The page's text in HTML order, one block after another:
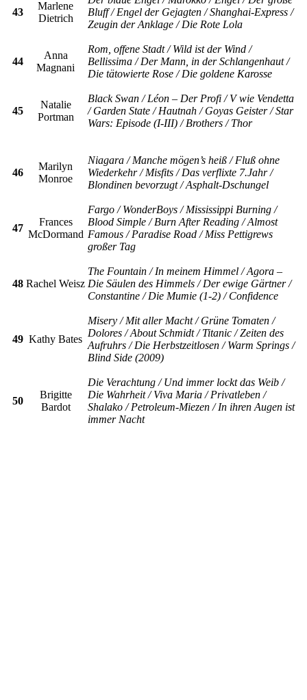
43
Marlene
Dietrich
Bluff / Engel der Gejagten / Shanghai-Express /
Zeugin der Anklage / Die Rote Lola
44
Anna
Magnani
Rom, offene Stadt / Wild ist der Wind /
Bellissima / Der Mann, in der Schlangenhaut /
Die tätowierte Rose / Die goldene Karosse
45
Natalie
Portman
Black Swan / Léon – Der Profi / V wie Vendetta
/ Garden State / Hautnah / Goyas Geister / Star
Wars: Episode (I-III) / Brothers / Thor
46
Marilyn
Monroe
Niagara / Manche mögen’s heiß / Fluß ohne
Wiederkehr / Misfits / Das verflixte 7.Jahr /
Blondinen bevorzugt / Asphalt-Dschungel
47
Frances
McDormand
Fargo / WonderBoys / Mississippi Burning /
Blood Simple / Burn After Reading / Almost
Famous / Paradise Road / Miss Pettigrews
großer Tag
48 Rachel Weisz
The Fountain / In meinem Himmel / Agora –
Die Säulen des Himmels / Der ewige Gärtner /
Constantine / Die Mumie (1-2) / Confidence
49 Kathy Bates
Misery / Mit aller Macht / Grüne Tomaten /
Dolores / About Schmidt / Titanic / Zeiten des
Aufruhrs / Die Herbstzeitlosen / Warm Springs /
Blind Side (2009)
50
Brigitte
Bardot
Die Verachtung / Und immer lockt das Weib /
Die Wahrheit / Viva Maria / Privatleben /
Shalako / Petroleum-Miezen / In ihren Augen ist
immer Nacht